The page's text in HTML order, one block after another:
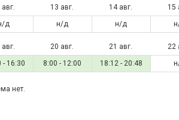
авг. 13 авг. 14 авг. 15
д н/д н/д
авг. 20 авг. 21 авг. 22
- 16:30 8:00 - 12:00 18:12 - 20:48
нет.